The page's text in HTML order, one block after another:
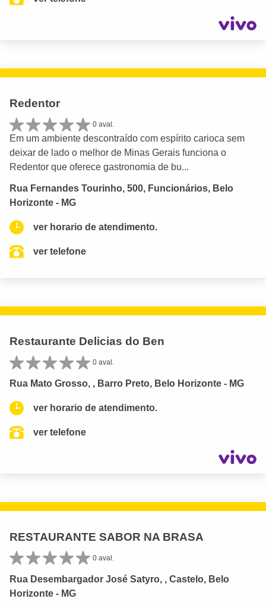
Redentor
0 aval.
Em um ambiente descontraído com espírito carioca sem
deixar de lado o melhor de Minas Gerais funciona o
Redentor que oferece gastronomia de bu...
Rua Fernandes Tourinho, 500, Funcionários, Belo
Horizonte - MG
ver horario de atendimento.
ver telefone
Restaurante Delicias do Ben
0 aval.
Rua Mato Grosso, , Barro Preto, Belo Horizonte - MG
ver horario de atendimento.
ver telefone
RESTAURANTE SABOR NA BRASA
0 aval.
Rua Desembargador José Satyro, , Castelo, Belo
Horizonte - MG